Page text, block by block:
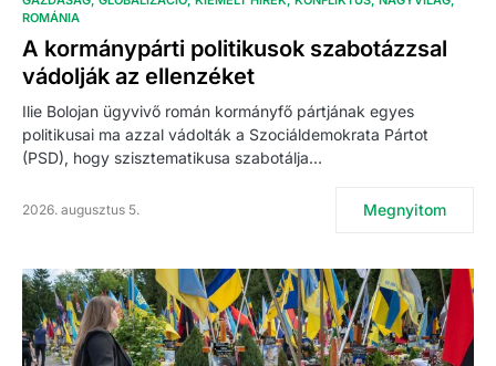
ROMÁNIA
A kormánypárti politikusok szabotázzsal
vádolják az ellenzéket
Ilie Bolojan ügyvivő román kormányfő pártjának egyes
politikusai ma azzal vádolták a Szociáldemokrata Pártot
(PSD), hogy szisztematikusa szabotálja…
2026. augusztus 5. Megnyitom